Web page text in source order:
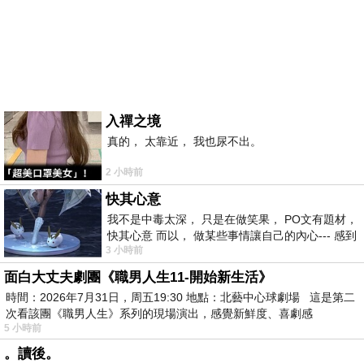
入禪之境
真的， 太靠近， 我也尿不出。
2 小時前
快其心意
我不是中毒太深， 只是在做笑果， PO文有題材，
快其心意 而以， 做某些事情讓自己的內心--- 感到
愉快。
3 小時前
面白大丈夫劇團《職男人生11-開始新生活》
時間：2026年7月31日，周五19:30 地點：北藝中心球劇場 這是第二
次看該團《職男人生》系列的現場演出，感覺新鮮度、喜劇感
5 小時前
。讀後。